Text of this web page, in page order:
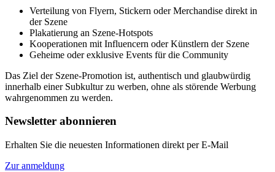
Verteilung von Flyern, Stickern oder Merchandise direkt in
der Szene
Plakatierung an Szene-Hotspots
Kooperationen mit Influencern oder Künstlern der Szene
Geheime oder exklusive Events für die Community
Das Ziel der Szene-Promotion ist, authentisch und glaubwürdig
innerhalb einer Subkultur zu werben, ohne als störende Werbung
wahrgenommen zu werden.
Newsletter abonnieren
Erhalten Sie die neuesten Informationen direkt per E-Mail
Zur anmeldung